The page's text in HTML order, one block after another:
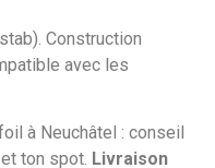
Construction
avec les
à Neuchâtel : conseil
ton spot. Livraison